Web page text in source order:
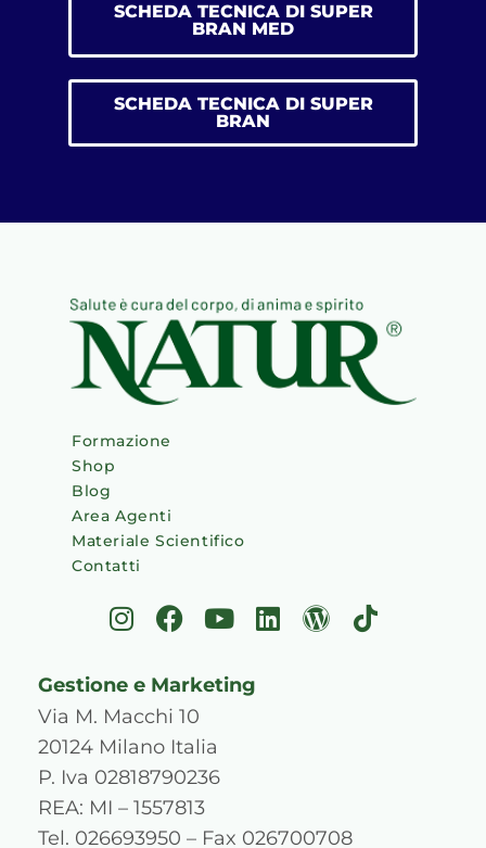
SCHEDA TECNICA DI SUPER
BRAN MED
SCHEDA TECNICA DI SUPER
BRAN
Formazione
Shop
Blog
Area Agenti
Materiale Scientifico
Contatti
I
n
t
a
g
r
a
m
F
a
e
b
o
o
k
Y
o
t
e
L
i
W
o
s
T
i
Gestione e Marketing
Via M. Macchi 10
20124 Milano Italia
P. Iva 02818790236
REA: MI – 1557813
Tel. 026693950 – Fax 026700708